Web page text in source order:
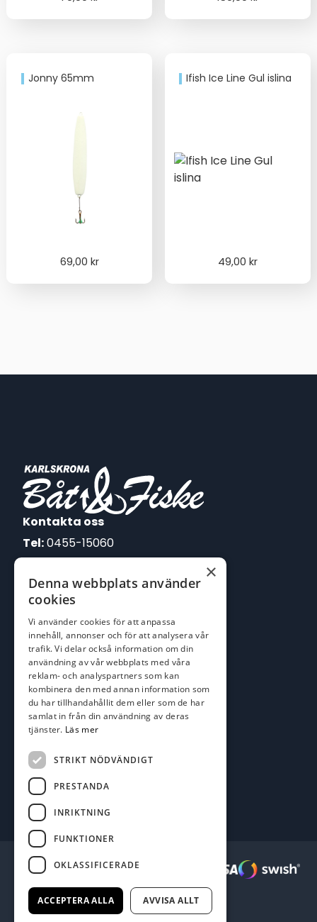
Jonny 65mm
69,00 kr
Ifish Ice Line Gul islina
49,00 kr
Kontakta oss
Tel:0455-15060
E-post:
johan@batofiske.se
kim@batofiske.se
Adress
Karlskrona Båt & Fiske AB
Lallerstedts gata 4
371 54 Karlskrona
Följ oss
Facebook
Säkra betalningar :
×
Denna webbplats använder
cookies
Vi använder cookies för att anpassa
innehåll, annonser och för att analysera vår
trafik. Vi delar också information om din
användning av vår webbplats med våra
reklam- och analyspartners som kan
kombinera den med annan information som
du har tillhandahållit dem eller som de har
samlat in från din användning av deras
tjänster. Läs mer
STRIKT NÖDVÄNDIGT
PRESTANDA
INRIKTNING
FUNKTIONER
OKLASSIFICERADE
ACCEPTERA ALLA AVVISA ALLT